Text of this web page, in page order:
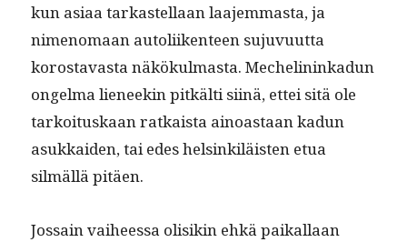
kun asi­aa tarkastel­laan laa­jem­mas­ta, ja
nimeno­maan autoli­iken­teen suju­vu­ut­ta
korostavas­ta näkökul­mas­ta. Meche­lininkadun
ongel­ma lie­neekin pitkälti siinä, ettei sitä ole
tarkoi­tuskaan ratkaista ain­oas­taan kadun
asukkaiden, tai edes helsinkiläis­ten etua
silmäl­lä pitäen.
Jos­sain vai­heessa olisikin ehkä paikallaan